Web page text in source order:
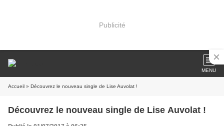
Publicité
MENU
Accueil » Découvrez le nouveau single de Lise Auvolat !
Découvrez le nouveau single de Lise Auvolat !